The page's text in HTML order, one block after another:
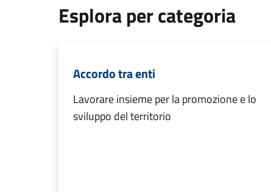
Esplora per categoria
Accordo tra enti
Lavorare insieme per la promozione e lo
sviluppo del territorio